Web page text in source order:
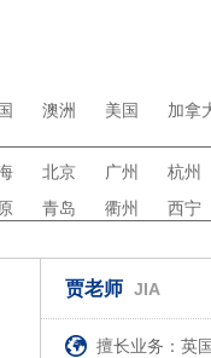
澳洲 美国 加拿
北京 广州 杭州
青岛 衢州 西宁
贾老师 JIA
擅长业务：英